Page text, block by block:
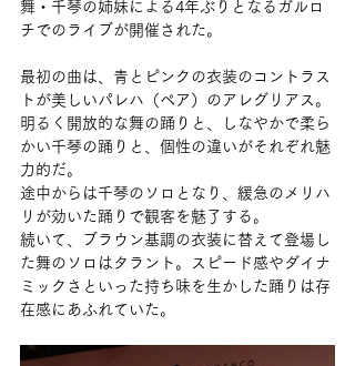
舞・千琴の姉妹による4年ぶりとなるガルロ
チでのライブが開催された。
最初の曲は、青とピンクの衣装のコントラス
トが美しいパレハ（ペア）のアレグリアス。
明るく開放的な舞の踊りと、しなやかで柔ら
かい千琴の踊りと、個性の違いがそれぞれ魅
力的だ。
途中からは千琴のソロとなり、緩急のメリハ
リが効いた踊りで観客を魅了する。
続いて、ブラウン基調の衣装に替えて登場し
た舞のソロはタラント。スピード感やダイナ
ミックさといった持ち味を生かした踊りは存
在感にあふれていた。